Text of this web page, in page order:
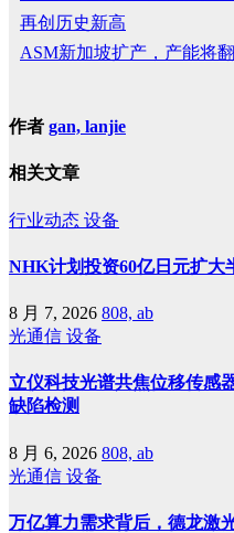
再创历史新高
ASM新加坡扩产，产能将
作者 gan, lanjie
相关文章
行业动态 设备
NHK计划投资60亿日元扩大
8 月 7, 2026 808, ab
光通信 设备
立仪科技光谱共焦位移传感
缺陷检测
8 月 6, 2026 808, ab
光通信 设备
万亿算力需求背后，德龙激